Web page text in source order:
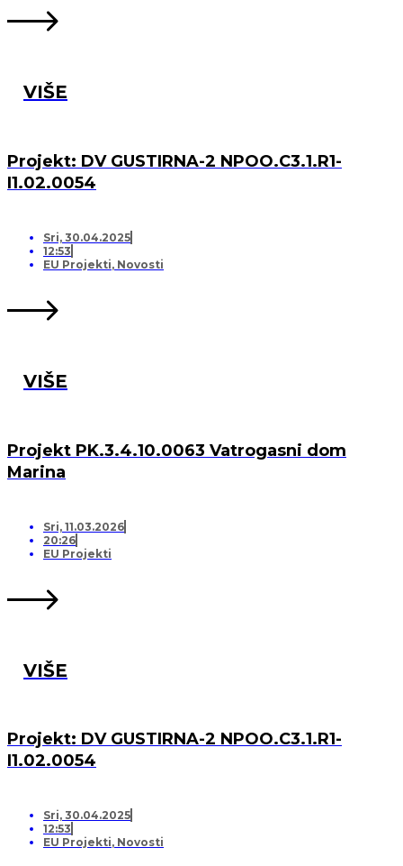
VIŠE
Projekt: DV GUSTIRNA-2 NPOO.C3.1.R1-
I1.02.0054
Sri, 30.04.2025
12:53
EU Projekti, Novosti
VIŠE
Projekt PK.3.4.10.0063 Vatrogasni dom
Marina
Sri, 11.03.2026
20:26
EU Projekti
VIŠE
Projekt: DV GUSTIRNA-2 NPOO.C3.1.R1-
I1.02.0054
Sri, 30.04.2025
12:53
EU Projekti, Novosti